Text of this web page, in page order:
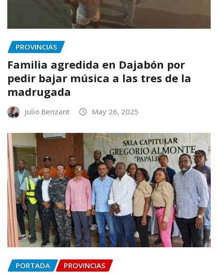
PROVINCIAS
Familia agredida en Dajabón por
pedir bajar música a las tres de la
madrugada
Julio Benzant May 26, 2025
PORTADA PROVINCIAS